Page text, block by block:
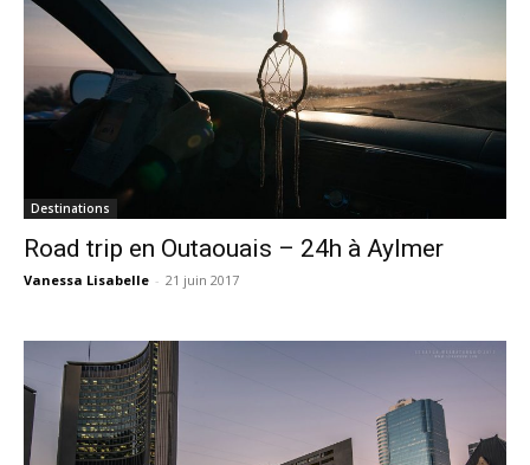
Destinations
Road trip en Outaouais – 24h à Aylmer
Vanessa Lisabelle - 21 juin 2017